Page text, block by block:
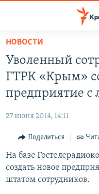
Вернуться
основному
содержанию
главной
Вернутся
поиску
11 ЛЕТ ОККУПАЦИИ
ЕЩЕ
ИНТЕРАКТИВ
ИНФОГРАФИКА
ТЕЛЕПРОЕКТ КРЫМ.РЕАЛИИ
РАДІО СВОБОДА
КАК ОБОЙТИ
Українською
НОВОСТИ
Уволенный
ГТРК «Крым»
предприятие
27 июня 2014, 14:11
Поделиться
На базе
создать новое
штатом сотрудников.